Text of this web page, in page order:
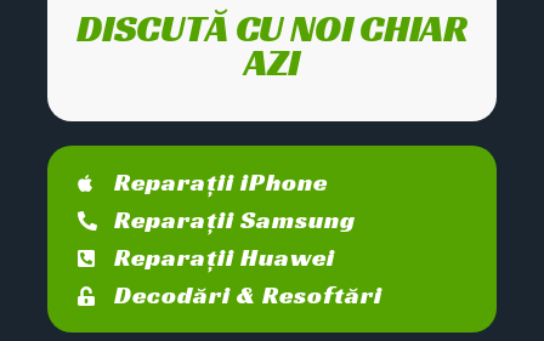
DISCUTĂ CU NOI CHIAR
AZI
Reparații iPhone
Reparații Samsung
Reparații Huawei
Decodări & Resoftări